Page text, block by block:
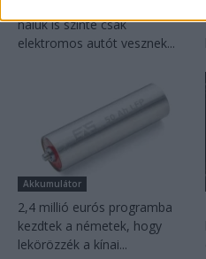
náluk is szinte csak
elektromos autót vesznek...
Akkumulátor
2,4 millió eurós programba
kezdtek a németek, hogy
lekörözzék a kínai...